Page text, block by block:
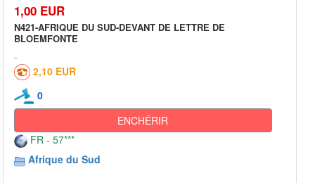
1,00 EUR
N421-AFRIQUE DU SUD-DEVANT DE LETTRE DE
BLOEMFONTE
2,10 EUR
0
ENCHÉRIR
FR - 57***
Afrique du Sud